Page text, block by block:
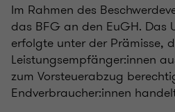
Im Rahmen des
das BFG an den EuGH. Das
erfolgte unter der Prämisse,
Leistungsempfänger:innen
zum Vorsteuerabzug
Endverbraucher:innen